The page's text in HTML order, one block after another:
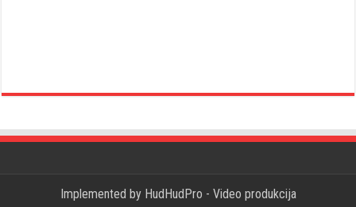
Implemented by HudHudPro - Video produkcija